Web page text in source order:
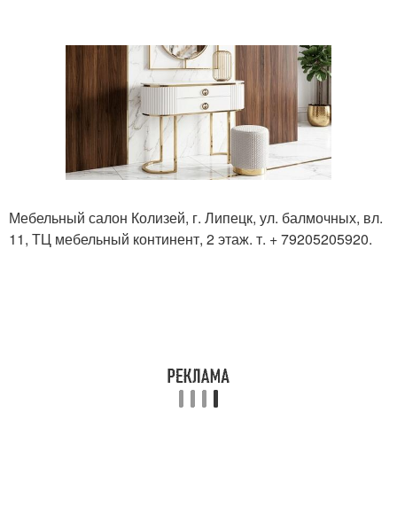
Мебельный салон Колизей, г. Липецк, ул. балмочных, вл.
11, ТЦ мебельный континент, 2 этаж. т. + 79205205920.